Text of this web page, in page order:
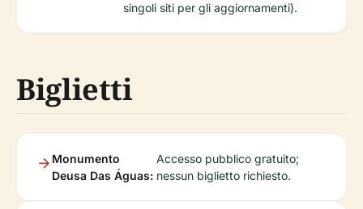
singoli siti per gli aggiornamenti).
Biglietti
Monumento
Deusa Das Águas:
Accesso pubblico gratuito;
nessun biglietto richiesto.